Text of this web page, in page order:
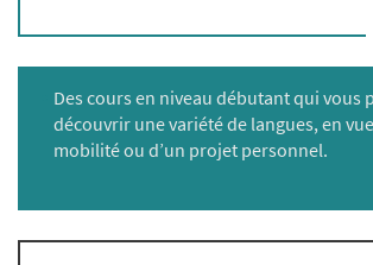
Des cours en niveau débutant qui vous
découvrir une variété de langues, en
mobilité ou d’un projet personnel.